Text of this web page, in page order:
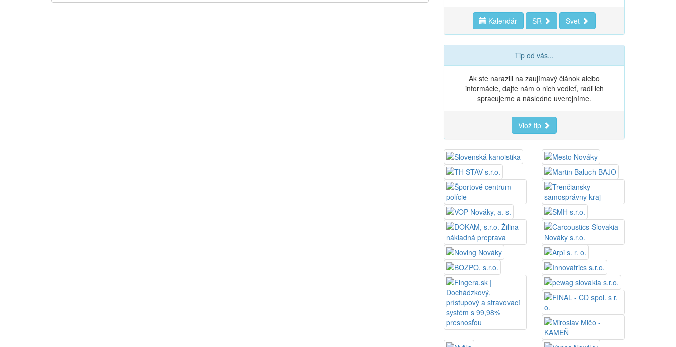
Kalendár SR Svet
Tip od vás...
Ak ste narazili na zaujímavý článok alebo
informácie, dajte nám o nich vedieť, radi ich
spracujeme a následne uverejníme.
Vlož tip